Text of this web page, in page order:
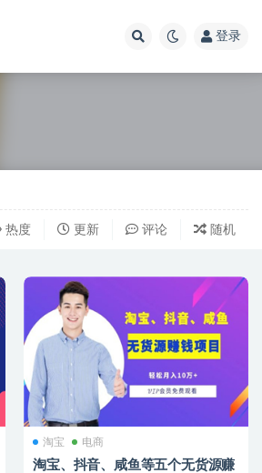
登录
热度 更新 评论 随机
淘宝 电商
淘宝、抖音、咸鱼等​​五个无‌货源赚